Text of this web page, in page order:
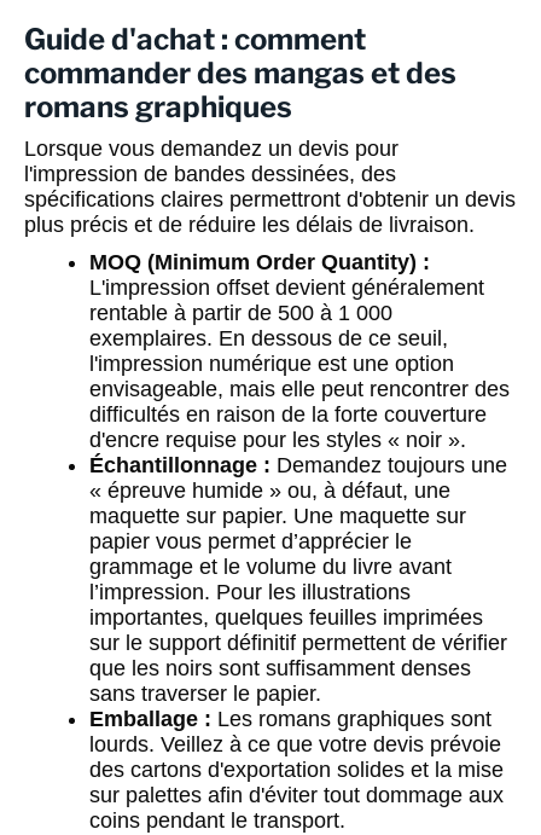
Guide d'achat : comment
commander des mangas et des
romans graphiques
Lorsque vous demandez un devis pour
l'impression de bandes dessinées, des
spécifications claires permettront d'obtenir un devis
plus précis et de réduire les délais de livraison.
MOQ (Minimum Order Quantity) :
L'impression offset devient généralement
rentable à partir de 500 à 1 000
exemplaires. En dessous de ce seuil,
l'impression numérique est une option
envisageable, mais elle peut rencontrer des
difficultés en raison de la forte couverture
d'encre requise pour les styles « noir ».
Échantillonnage : Demandez toujours une
« épreuve humide » ou, à défaut, une
maquette sur papier. Une maquette sur
papier vous permet d’apprécier le
grammage et le volume du livre avant
l’impression. Pour les illustrations
importantes, quelques feuilles imprimées
sur le support définitif permettent de vérifier
que les noirs sont suffisamment denses
sans traverser le papier.
Emballage : Les romans graphiques sont
lourds. Veillez à ce que votre devis prévoie
des cartons d'exportation solides et la mise
sur palettes afin d'éviter tout dommage aux
coins pendant le transport.